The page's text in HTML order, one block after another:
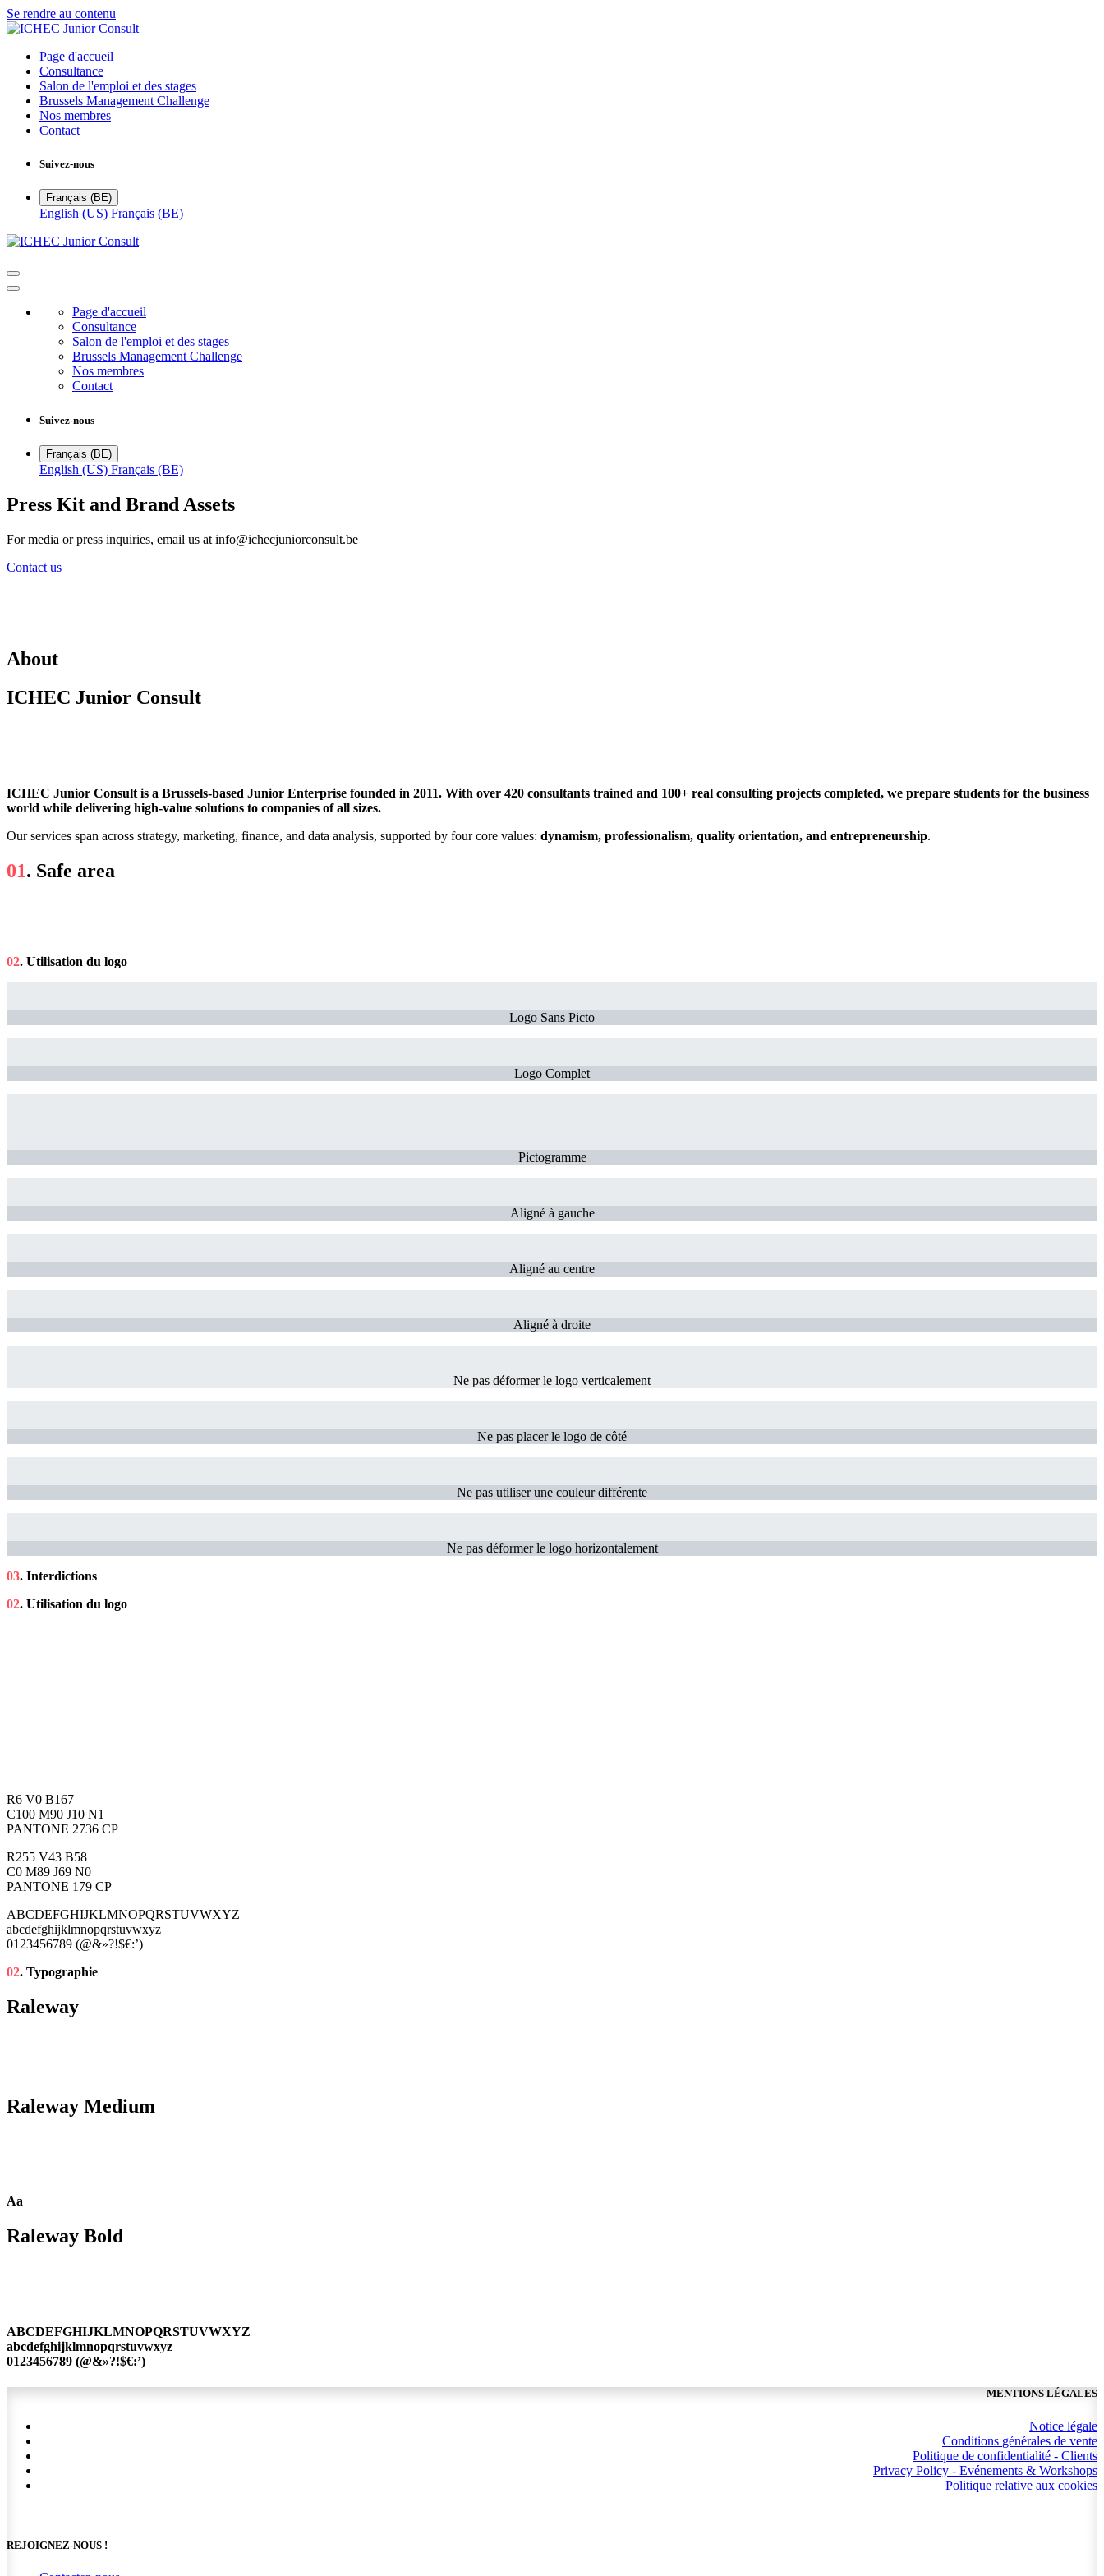
Se rendre au contenu
Page d'accueil
Consultance
Salon de l'emploi et des stages
Brussels Management Challenge​
Nos membres
Contact
Suivez-nous
Français (BE)
English (US) Français (BE)
Page d'accueil
Consultance
Salon de l'emploi et des stages
Brussels Management Challenge​
Nos membres
Contact
Suivez-nous
Français (BE)
English (US) Français (BE)
Press Kit and Brand Assets
For media or press inquiries, email us at info@ichecjuniorconsult.be
Contact us
About
ICHEC Junior Consult
ICHEC Junior Consult is a Brussels-based Junior Enterprise founded in 2011. With over 420 consultants trained and 100+ real consulting projects completed, we prepare students for the business
world while delivering high-value solutions to companies of all sizes.
Our services span across strategy, marketing, finance, and data analysis, supported by four core values: dynamism, professionalism, quality orientation, and entrepreneurship.
01. Safe area
02. Utilisation du logo
Logo Sans Picto
Logo Complet
Pictogramme
Aligné à gauche
Aligné au centre
Aligné à droite
Ne pas déformer le logo verticalement
Ne pas placer le logo de côté
Ne pas utiliser une couleur différente
Ne pas déformer le logo horizontalement
03. Interdictions
02. Utilisation du logo
R6 V0 B167
C100 M90 J10 N1
PANTONE 2736 CP
R255 V43 B58
C0 M89 J69 N0
PANTONE 179 CP
ABCDEFGHIJKLMNOPQRSTUVWXYZ
abcdefghijklmnopqrstuvwxyz
0123456789 (@&»?!$€:’)
02. Typographie
Raleway
Raleway Medium
Aa
Raleway Bold
ABCDEFGHIJKLMNOPQRSTUVWXYZ
abcdefghijklmnopqrstuvwxyz
0123456789 (@&»?!$€:’)
MENTIONS LÉGALES​
Notice lé​gale
Conditions générales de vente
Politique de confidentialité - Clients
Privacy Policy - Evénements & Workshops
Politique relative aux cookies
REJOIGNEZ-NOUS !